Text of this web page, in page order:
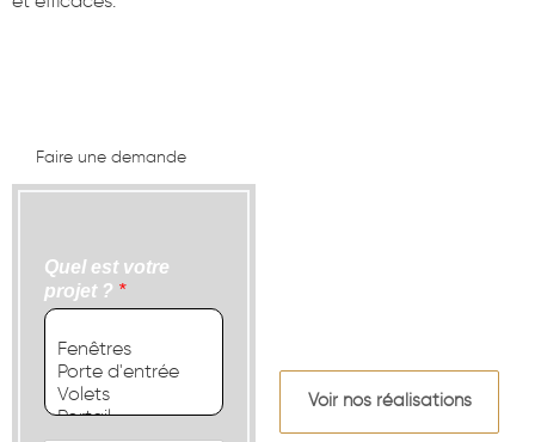
Faire une demande
Quel est votre
projet ? *
Voir nos réalisations